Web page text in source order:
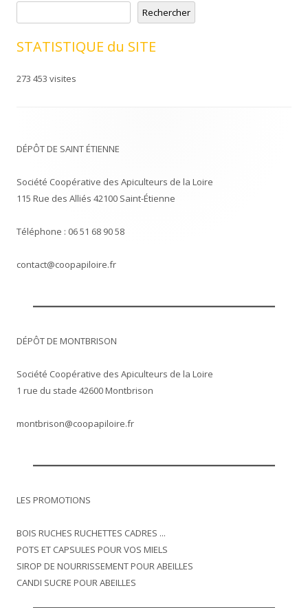
Rechercher
STATISTIQUE du SITE
273 453 visites
DÉPÔT DE SAINT ÉTIENNE
Société Coopérative des Apiculteurs de la Loire
115 Rue des Alliés 42100 Saint-Étienne
Téléphone : 06 51 68 90 58
contact@coopapiloire.fr
DÉPÔT DE MONTBRISON
Société Coopérative des Apiculteurs de la Loire
1 rue du stade 42600 Montbrison
montbrison@coopapiloire.fr
LES PROMOTIONS
BOIS RUCHES RUCHETTES CADRES ...
POTS ET CAPSULES POUR VOS MIELS
SIROP DE NOURRISSEMENT POUR ABEILLES
CANDI SUCRE POUR ABEILLES